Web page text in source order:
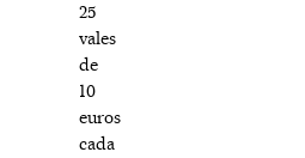
25
vales
de
10
euros
cada